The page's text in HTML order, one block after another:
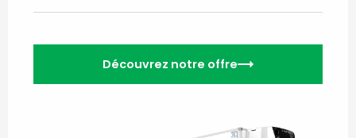
Découvrez notre offre